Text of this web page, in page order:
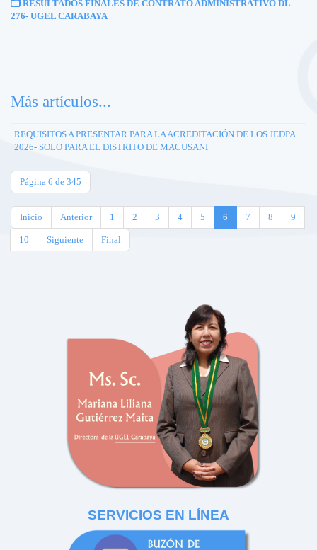
🗂️ RESULTADOS FINALES DE CONTRATO ADMINISTRATIVO DL
276- UGEL CARABAYA
Más artículos...
REQUISITOS A PRESENTAR PARA LA ACREDITACIÓN DE LOS JEDPA
2026- SOLO PARA EL DISTRITO DE MACUSANI
Página 6 de 345
Inicio Anterior 1 2 3 4 5 6 7 8 9
10 Siguiente Final
SERVICIOS EN LÍNEA